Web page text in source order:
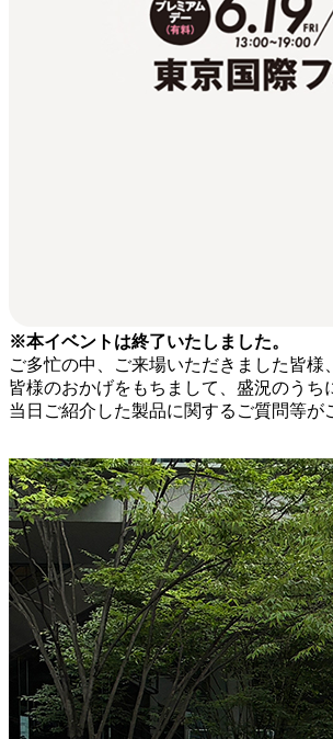
※本イベントは終了いたしました。
ご多忙の中、ご来場いただきました皆様
皆様のおかげをもちまして、盛況のうち
当日ご紹介した製品に関するご質問等が